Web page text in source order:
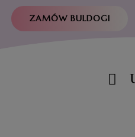
ZAMÓW BULDOGI